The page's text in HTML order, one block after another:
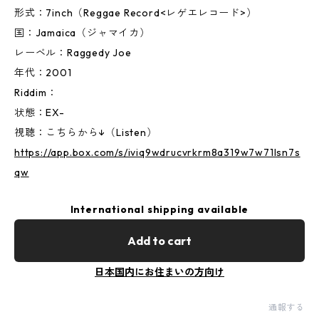
形式：7inch（Reggae Record<レゲエレコード>）
国：Jamaica（ジャマイカ）
レーベル：Raggedy Joe
年代：2001
Riddim：
状態：EX-
視聴：こちらから↓（Listen）
https://app.box.com/s/iviq9wdrucvrkrm8a319w7w71lsn7s
qw
International shipping available
Add to cart
日本国内にお住まいの方向け
通報する